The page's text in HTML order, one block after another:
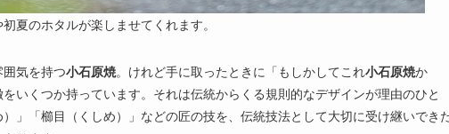
夏のホタルが楽しませてくれます。
気を持つ小石原焼。けれど手に取ったときに「もしかしてこれ小石原焼か
いくつか持っています。それは伝統からくる規則的なデザインが理由のひと
」「櫛目（くしめ）」などの匠の技を、伝統技法として大切に受け継いでき